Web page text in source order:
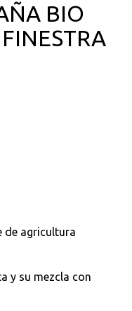
BIO
de agricultura
y su mezcla con